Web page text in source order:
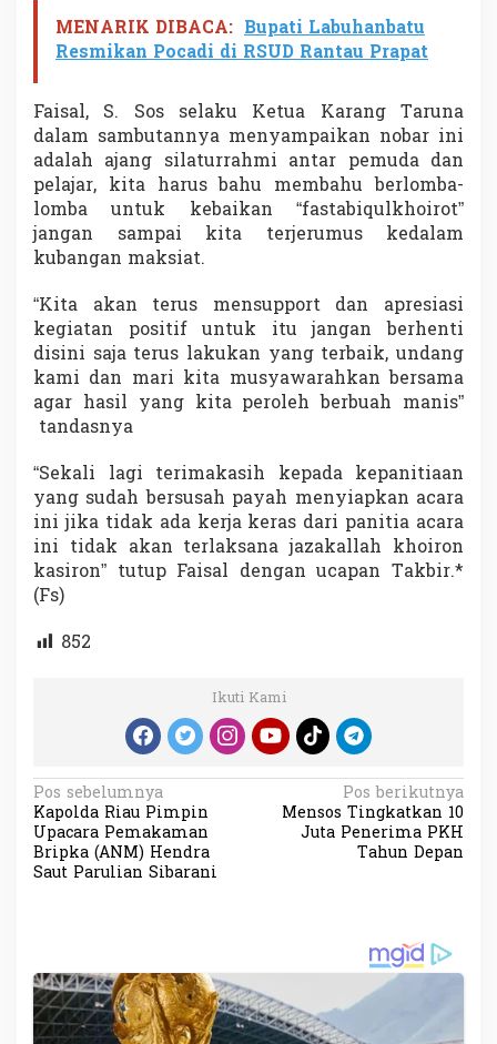
MENARIK DIBACA: Bupati Labuhanbatu
Resmikan Pocadi di RSUD Rantau Prapat
Faisal, S. Sos selaku Ketua Karang Taruna
dalam sambutannya menyampaikan nobar ini
adalah ajang silaturrahmi antar pemuda dan
pelajar, kita harus bahu membahu berlomba-
lomba untuk kebaikan “fastabiqulkhoirot”
jangan sampai kita terjerumus kedalam
kubangan maksiat.
“Kita akan terus mensupport dan apresiasi
kegiatan positif untuk itu jangan berhenti
disini saja terus lakukan yang terbaik, undang
kami dan mari kita musyawarahkan bersama
agar hasil yang kita peroleh berbuah manis”
tandasnya
“Sekali lagi terimakasih kepada kepanitiaan
yang sudah bersusah payah menyiapkan acara
ini jika tidak ada kerja keras dari panitia acara
ini tidak akan terlaksana jazakallah khoiron
kasiron” tutup Faisal dengan ucapan Takbir.*
(Fs)
852
Ikuti Kami
N
a
v
s
i
Pos sebelumnya
Kapolda Riau Pimpin
Upacara Pemakaman
Bripka (ANM) Hendra
Saut Parulian Sibarani
Pos berikutnya
Mensos Tingkatkan 10
Juta Penerima PKH
Tahun Depan